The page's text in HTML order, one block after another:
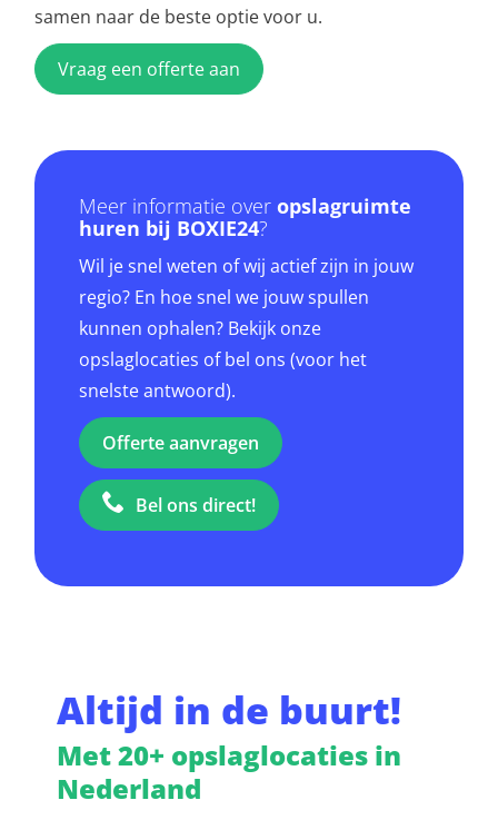
samen naar de beste optie voor u.
Vraag een offerte aan
Meer informatie overopslagruimte
huren bij BOXIE24?
Wil je snel weten of wij actief zijn in jouw
regio? En hoe snel we jouw spullen
kunnen ophalen? Bekijk onze
opslaglocaties of bel ons (voor het
snelste antwoord).
Offerte aanvragen
Bel ons direct!
Altijd in de buurt!
Met 20+ opslaglocaties in
Nederland